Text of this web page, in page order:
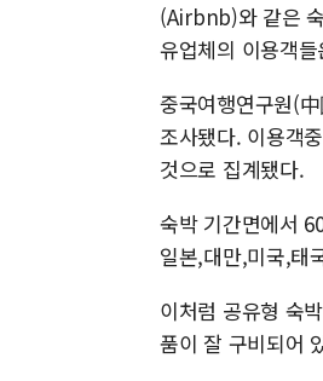
(Airbnb)와 같은
유업체의 이용객
중국여행연구원(
조사됐다. 이용객
것으로 집계됐다.
숙박 기간면에서
일본,대만,미국,태
이처럼 공유형 숙
품이 잘 구비되어